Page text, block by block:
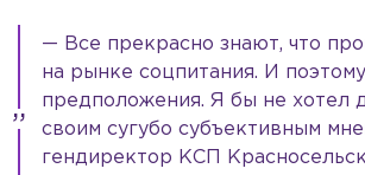
— Все прекрасно знают, что
на рынке соцпитания. И
предположения. Я бы не хотел
своим сугубо субъективным
гендиректор КСП